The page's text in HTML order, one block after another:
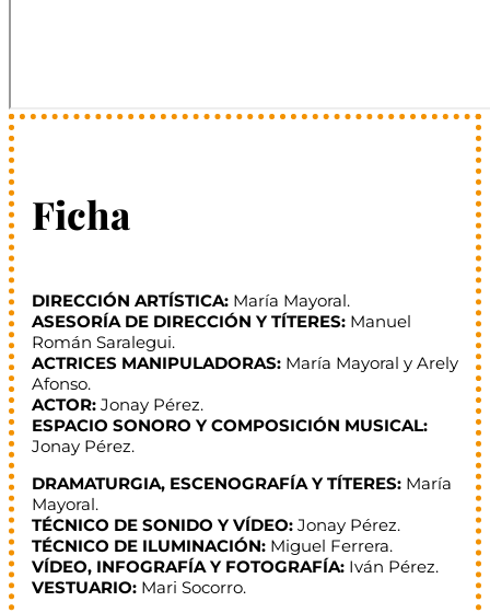
Ficha
DIRECCIÓN ARTÍSTICA: María Mayoral.
ASESORÍA DE DIRECCIÓN Y TÍTERES: Manuel
Román Saralegui.
ACTRICES MANIPULADORAS: María Mayoral y Arely
Afonso.
ACTOR: Jonay Pérez.
ESPACIO SONORO Y COMPOSICIÓN MUSICAL:
Jonay Pérez.
DRAMATURGIA, ESCENOGRAFÍA Y TÍTERES: María
Mayoral.
TÉCNICO DE SONIDO Y VÍDEO: Jonay Pérez.
TÉCNICO DE ILUMINACIÓN: Miguel Ferrera.
VÍDEO, INFOGRAFÍA Y FOTOGRAFÍA: Iván Pérez.
VESTUARIO: Mari Socorro.